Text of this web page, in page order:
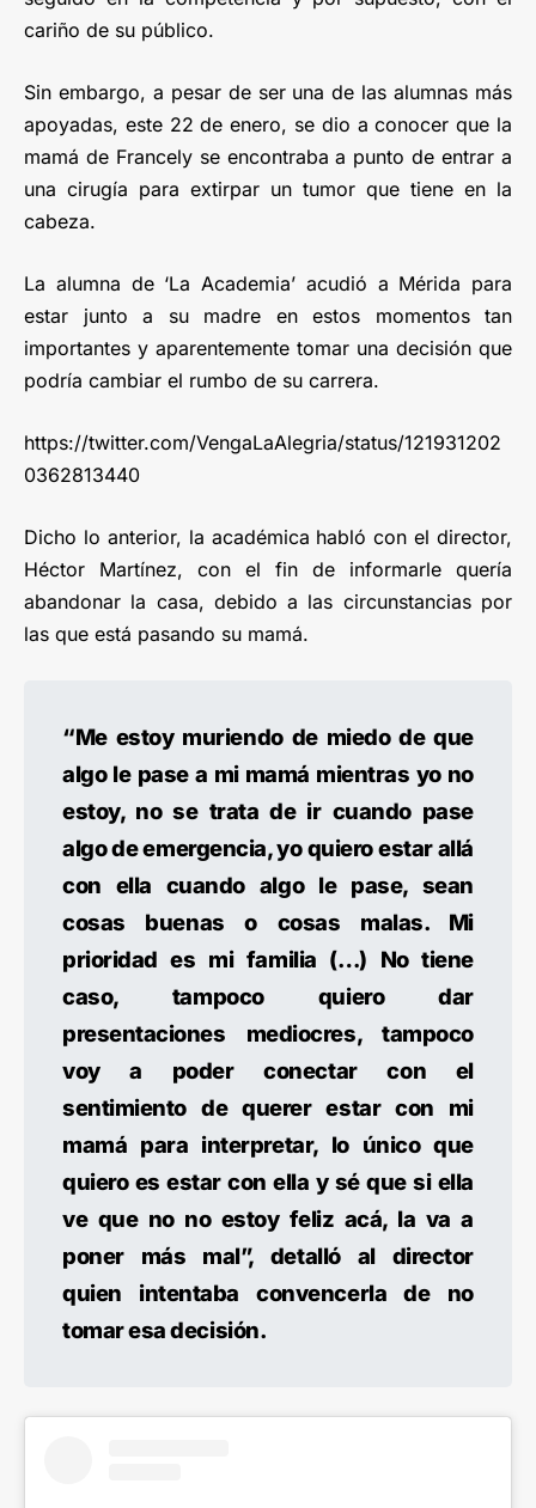
cariño de su público.
Sin embargo, a pesar de ser una de las alumnas más
apoyadas, este 22 de enero, se dio a conocer que la
mamá de Francely se encontraba a punto de entrar a
una cirugía para extirpar un tumor que tiene en la
cabeza.
La alumna de ‘La Academia’ acudió a Mérida para
estar junto a su madre en estos momentos tan
importantes y aparentemente tomar una decisión que
podría cambiar el rumbo de su carrera.
https://twitter.com/VengaLaAlegria/status/121931202
0362813440
Dicho lo anterior, la académica habló con el director,
Héctor Martínez, con el fin de informarle quería
abandonar la casa, debido a las circunstancias por
las que está pasando su mamá.
“Me estoy muriendo de miedo de que
algo le pase a mi mamá mientras yo no
estoy, no se trata de ir cuando pase
algo de emergencia, yo quiero estar allá
con ella cuando algo le pase, sean
cosas buenas o cosas malas. Mi
prioridad es mi familia (…) No tiene
caso, tampoco quiero dar
presentaciones mediocres, tampoco
voy a poder conectar con el
sentimiento de querer estar con mi
mamá para interpretar, lo único que
quiero es estar con ella y sé que si ella
ve que no no estoy feliz acá, la va a
poner más mal”, detalló al director
quien intentaba convencerla de no
tomar esa decisión.